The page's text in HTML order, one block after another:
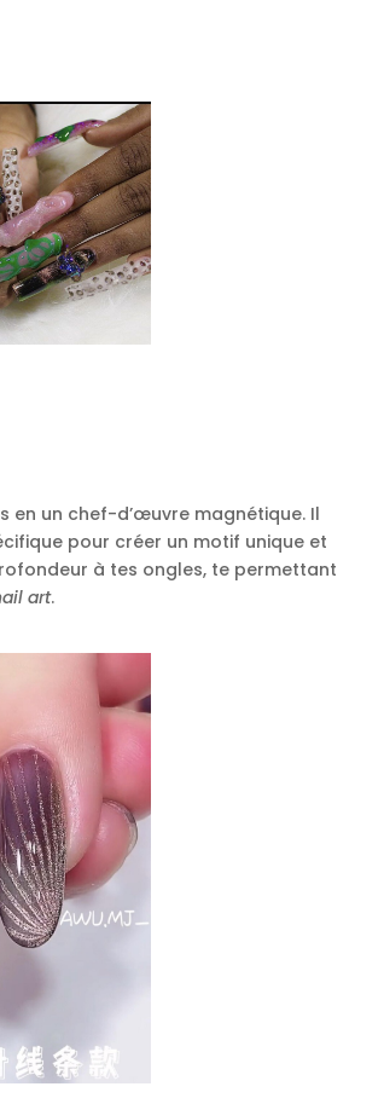
en un chef-d’œuvre magnétique. Il
pour créer un motif unique et
à tes ongles, te permettant
art.